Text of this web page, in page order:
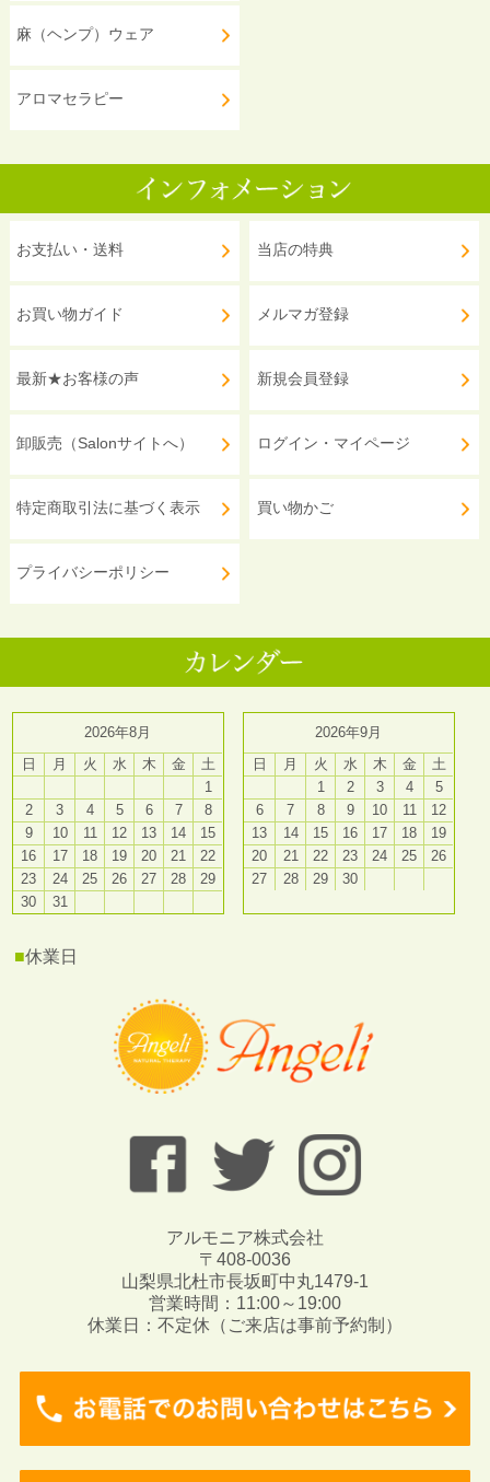
麻（ヘンプ）ウェア
アロマセラピー
お支払い・送料
お買い物ガイド
最新★お客様の声
卸販売（Salonサイトへ）
特定商取引法に基づく表示
プライバシーポリシー
当店の特典
メルマガ登録
新規会員登録
ログイン・マイページ
買い物かご
2026年8月
日
月 火 水 木 金
土
1
2
3 4 5 6 7
8
9
10 11 12 13 14
15
16
17 18 19 20 21
22
23
24 25 26 27 28
29
30
31
2026年9月
日
月 火 水 木 金
土
1
2 3 4
5
6
7 8 9 10 11
12
13
14 15 16 17 18
19
20
21 22 23 24 25
26
27
28 29 30
■休業日
アルモニア株式会社
〒408-0036
山梨県北杜市長坂町中丸1479-1
営業時間：11:00～19:00
休業日：不定休（ご来店は事前予約制）